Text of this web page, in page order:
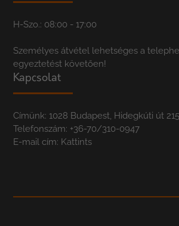
H-Szo.: 08:00 - 17:00
Személyes átvétel lehetséges a
egyeztetést követően!
Kapcsolat
Címünk: 1028 Budapest, Hidegkúti út
Telefonszám: +36-70/310-0947
E-mail cím: Kattints